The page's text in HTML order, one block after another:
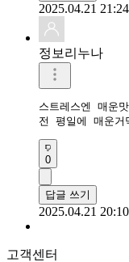
2025.04.21 21:24
정보리누나
스트레스엔 매운
전 평일에 매운거
0
답글 쓰기
2025.04.21 20:10
고객센터